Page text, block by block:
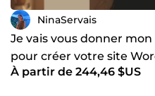
NinaServais
Je vais vous donner
pour créer votre site
autonomie
À partir de 244,46 $US